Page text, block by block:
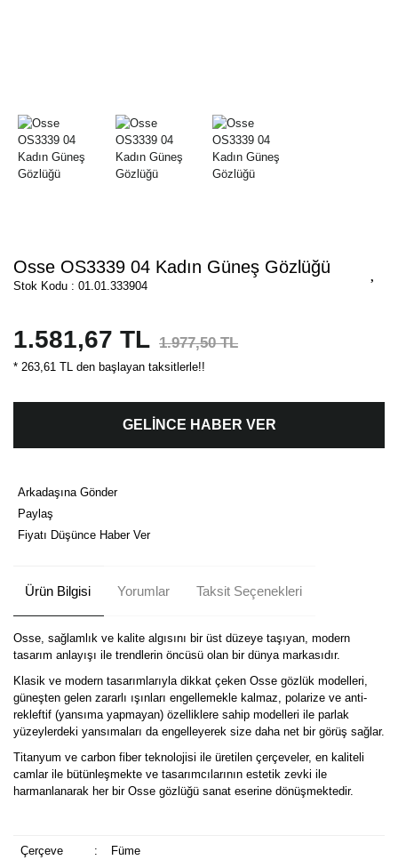
Osse OS3339 04 Kadın Güneş Gözlüğü
Stok Kodu : 01.01.333904
1.581,67 TL 1.977,50 TL
* 263,61 TL den başlayan taksitlerle!!
GELİNCE HABER VER
Arkadaşına Gönder
Paylaş
Fiyatı Düşünce Haber Ver
Ürün Bilgisi Yorumlar Taksit Seçenekleri
Osse, sağlamlık ve kalite algısını bir üst düzeye taşıyan, modern
tasarım anlayışı ile trendlerin öncüsü olan bir dünya markasıdır.
Klasik ve modern tasarımlarıyla dikkat çeken Osse gözlük modelleri,
güneşten gelen zararlı ışınları engellemekle kalmaz, polarize ve anti-
rekleftif (yansıma yapmayan) özelliklere sahip modelleri ile parlak
yüzeylerdeki yansımaları da engelleyerek size daha net bir görüş sağlar.
Titanyum ve carbon fiber teknolojisi ile üretilen çerçeveler, en kaliteli
camlar ile bütünleşmekte ve tasarımcılarının estetik zevki ile
harmanlanarak her bir Osse gözlüğü sanat eserine dönüşmektedir.
Çerçeve
: Füme